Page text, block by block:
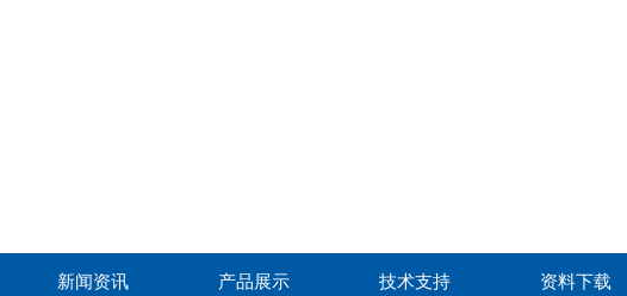
新闻资讯 产品展示 技术支持 资料下载